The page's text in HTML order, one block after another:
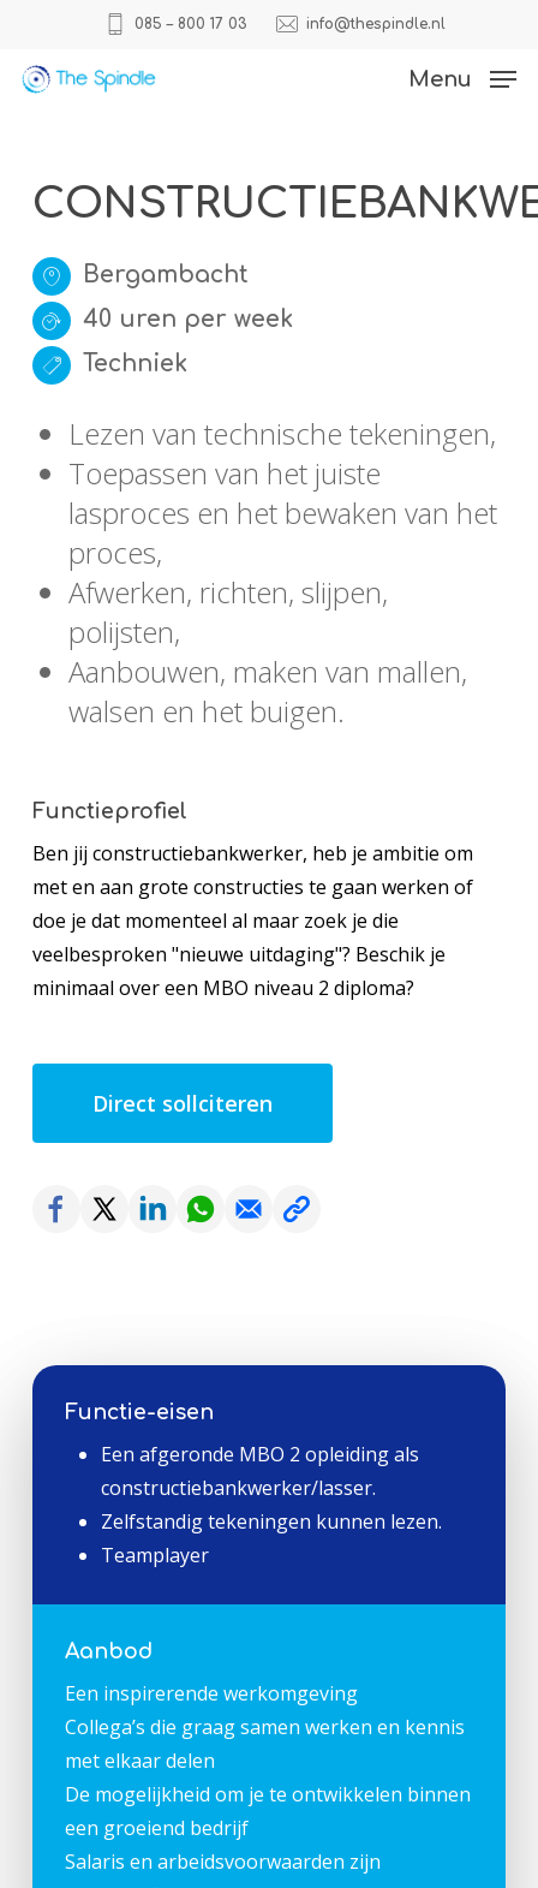
main
085 – 800 17 03 info@thespindle.nl
Menu
Bergambacht
40 uren per week
Techniek
Lezen van technische tekeningen,
Toepassen van het juiste
lasproces en het bewaken van het
proces,
Afwerken, richten, slijpen,
polijsten,
Aanbouwen, maken van mallen,
walsen en het buigen.
Functieprofiel
Ben jij constructiebankwerker, heb je ambitie om
met en aan grote constructies te gaan werken of
doe je dat momenteel al maar zoek je die
veelbesproken "nieuwe uitdaging"? Beschik je
minimaal over een MBO niveau 2 diploma?
Direct sollciteren
Functie-eisen
Een afgeronde MBO 2 opleiding als
constructiebankwerker/lasser.
Zelfstandig tekeningen kunnen lezen.
Teamplayer
Aanbod
Een inspirerende werkomgeving
Collega’s die graag samen werken en kennis
met elkaar delen
De mogelijkheid om je te ontwikkelen binnen
een groeiend bedrijf
Salaris en arbeidsvoorwaarden zijn
Close